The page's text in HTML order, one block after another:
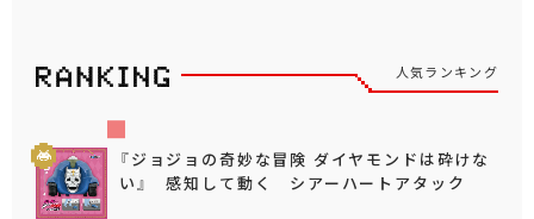
人気ランキング
『ジョジョの奇妙な冒険 ダイヤモンドは砕けな
い』 感知して動く シアーハートアタック